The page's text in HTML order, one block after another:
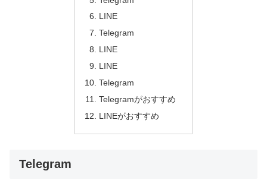
LINE
Telegram
LINE
LINE
Telegram
Telegramがおすすめ
LINEがおすすめ
Telegram